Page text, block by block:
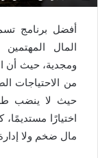
أفضل برنامج
المال
ومجدية، حيث أن
من الاحتياجات
حيث لا ينضب
اختيارًا
مال ضخم ولا